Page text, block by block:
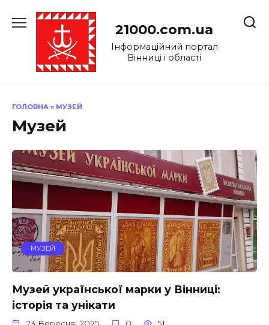
до
21000.com.ua
Інформаційний портал
Вінниці і області
ГОЛОВНА » МУЗЕЙ
Музей
МУЗЕЙ
Музей української марки у Вінниці:
історія та унікати